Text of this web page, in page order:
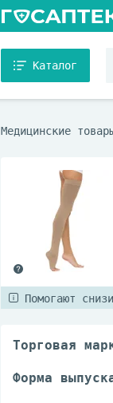
Каталог
Медицинские
Помогают
Торговая
Форма